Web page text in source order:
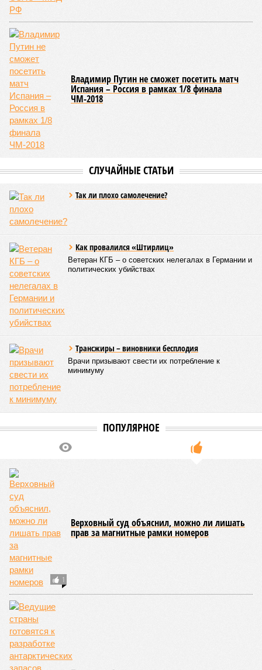
национализировать пути сообщения и, естественно,
ничего РЖД не компенсировать. Модернизация железных
дорог Армении за счёт России в Ереване считается
совершенно естественной»
Андрей Суздальцев.
Вот только почему для менеджмента РЖД столь же
естественным считается вкладываться в закавказскую
«железку» тогда, когда на российских железных дорогах не
только не решены
возникают
Белозёров?
Гарник Туманян, политолог
своими европейскими партнёрами могут
инициировать новый проект на территории Армении
подобно трамповскому TRIPP, где будет создана
доходы от эксплуатации путей будут делиться плюс-
минус в таком же соотношении, как с американцами
(74% – Вашингтону, 26% – Еревану).
Мирослава Регинская, публицист
– Довольно вероятным представляется вариант
развития событий, при котором после ухода РЖД
спонсора. Вряд ли Пашинян стал бы провоцировать
РЖД совсем без гарантий. В сущности, это очередной
и привычный уже «слив» России бывшими союзниками.
Потерянные нами сателлиты ищут и обретают
новых хозяев, и никакая благодарность или даже
подаренная от щедрот Российского государства
значительная выгода их в этом не могут остановить.
Юрий Баранчик, политолог
– Понятно, почему Пашинян хочет отжать актив
РЖД – в отместку за закрытие российских рынков. Ну
и вообще, чтобы ничего российского в стране не
осталось. Вместе с тем, если маленький Пашинян
отожмёт актив большой РЖД в маленькой Армении,
то о какой результативной внешней политике России
можно будет говорить в принципе?
Экс-президент
Финляндии
отказался признать
Россию угрозой для
Европы